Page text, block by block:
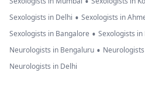
Sexologists in Delhi • Sexologists in
Sexologists in Bangalore • Sexologists in
Neurologists in Bengaluru •
Neurologists in Delhi